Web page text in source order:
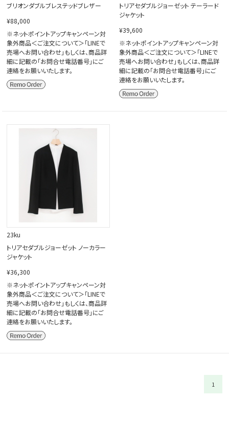
ブリオンダブルブレステッドブレザー
¥88,000
※ネットポイントアップキャンペーン対
象外商品＜ご注文について＞「LINEで
売場へお問い合わせ」もしくは、商品詳
細に記載の「お問合せ電話番号」にご
連絡をお願いいたします。
トリアセダブルジョーゼット テーラード
ジャケット
¥39,600
※ネットポイントアップキャンペーン対
象外商品＜ご注文について＞「LINEで
売場へお問い合わせ」もしくは、商品詳
細に記載の「お問合せ電話番号」にご
連絡をお願いいたします。
23ku
トリアセダブルジョーゼット ノーカラー
ジャケット
¥36,300
※ネットポイントアップキャンペーン対
象外商品＜ご注文について＞「LINEで
売場へお問い合わせ」もしくは、商品詳
細に記載の「お問合せ電話番号」にご
連絡をお願いいたします。
1